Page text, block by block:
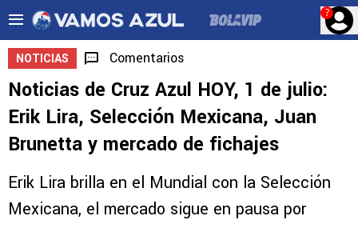
?
NOTICIAS Comentarios
Noticias de Cruz Azul HOY, 1 de julio:
Erik Lira, Selección Mexicana, Juan
Brunetta y mercado de fichajes
Erik Lira brilla en el Mundial con la Selección
Mexicana, el mercado sigue en pausa por